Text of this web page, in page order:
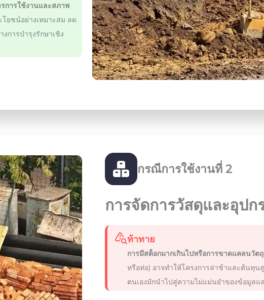
การใช้งานและสภาพ
ยชน์อย่างเหมาะสม ลด
การบำรุงรักษาเชิง
กรณีการใช้งานที่ 2
การจัดการวัสดุและอุปก
ท้าทาย
การมีสต็อกมากเกินไปหรือการขาดแคลนวัต
หรือท่อ) อาจทำให้โครงการล่าช้าและต้นทุน
ตนเองมักนำไปสู่ความไม่แม่นยำของข้อมูลแ